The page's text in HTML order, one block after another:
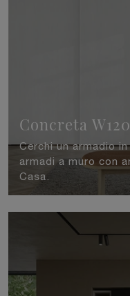
Concreta W120
Cerchi un armadio
armadi a muro con
Casa.